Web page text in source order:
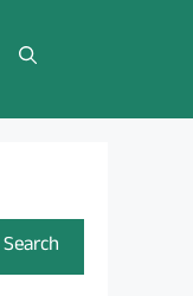
Search